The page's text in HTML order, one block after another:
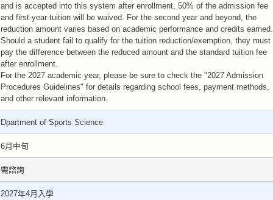
and is accepted into this system after enrollment, 50% of the admission fee
and first-year tuition will be waived. For the second year and beyond, the
reduction amount varies based on academic performance and credits earned.
Should a student fail to qualify for the tuition reduction/exemption, they must
pay the difference between the reduced amount and the standard tuition fee
after enrollment.
For the 2027 academic year, please be sure to check the "2027 Admission
Procedures Guidelines" for details regarding school fees, payment methods,
and other relevant information.
Dpartment of Sports Science
6月中旬
需諮詢
2027年4月入學